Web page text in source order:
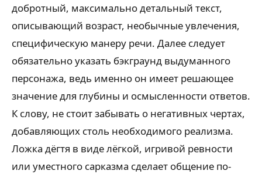
добротный, максимально детальный текст,
описывающий возраст, необычные увлечения,
специфическую манеру речи. Далее следует
обязательно указать бэкграунд выдуманного
персонажа, ведь именно он имеет решающее
значение для глубины и осмысленности ответов.
К слову, не стоит забывать о негативных чертах,
добавляющих столь необходимого реализма.
Ложка дёгтя в виде лёгкой, игривой ревности
или уместного сарказма сделает общение по-